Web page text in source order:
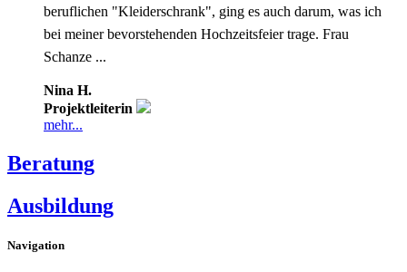
beruflichen "Kleiderschrank", ging es auch darum, was ich
bei meiner bevorstehenden Hochzeitsfeier trage. Frau
Schanze ...
Nina H.
Projektleiterin
mehr...
Beratung
Ausbildung
Navigation